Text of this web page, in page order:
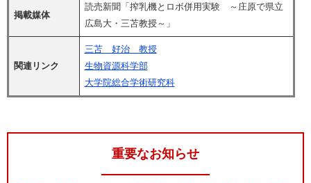
掲載媒体
読売新聞「搾乳機とロボ併用実験 ～庄原で県立
広島大・三苫教授～」
関連リンク
三苫 好治 教授
生物資源科学部
大学院総合学術研究科
重要なお知らせ